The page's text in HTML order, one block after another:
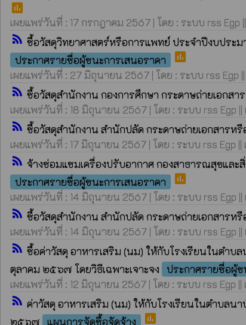
poll
เผยแพร่วันที่ : 17 กรกฎาคม 2567 | โดย : ระบบ rss Egp ||
rss_feed ซื้อวัสดุวิทยาศาสตร์หรือการแพทย์ ประจำปีงบประ
ประกาศรายชื่อผู้ชนะการเสนอราคา
poll
เผยแพร่วันที่ : 27 มิถุนายน 2567 | โดย : ระบบ rss Egp ||
rss_feed ซื้อวัสดุสำนักงาน กองการศึกษา กระดาษถ่ายเอกส
เผยแพร่วันที่ : 18 มิถุนายน 2567 | โดย : ระบบ rss Egp ||
rss_feed ซื้อวัสดุสำนักงาน สำนักปลัด กระดาษถ่ายเอกสารห
เผยแพร่วันที่ : 17 มิถุนายน 2567 | โดย : ระบบ rss Egp ||
rss_feed จ้างซ่อมแซมเครื่องปรับอากาศ กองสาธารณสุขแล
ประกาศรายชื่อผู้ชนะการเสนอราคา
poll
เผยแพร่วันที่ : 14 มิถุนายน 2567 | โดย : ระบบ rss Egp ||
rss_feed ซื้อวัสดุสำนักงาน สำนักปลัด กระดาษถ่ายเอกสารห
เผยแพร่วันที่ : 14 มิถุนายน 2567 | โดย : ระบบ rss Egp ||
rss_feed ซื้อค่าวัสดุ อาหารเสริม (นม) ให้กับโรงเรียนในต
ตุลาคม ๒๕๖๗ โดยวิธีเฉพาะเจาะจง
ประกาศรายชื่อผู้
เผยแพร่วันที่ : 12 มิถุนายน 2567 | โดย : ระบบ rss Egp ||
rss_feed ค่าวัสดุ อาหารเสริม (นม) ให้กับโรงเรียนในตำบ
๒๕๖๗ แผนการจัดซื้อจัดจ้าง poll